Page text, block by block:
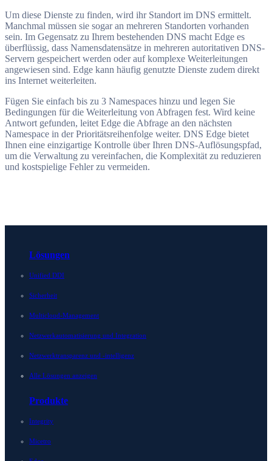
Um diese Dienste zu finden, wird ihr Standort im DNS ermittelt.
Manchmal müssen sie sogar an mehreren Standorten vorhanden
sein. Im Gegensatz zu Ihrem bestehenden DNS macht Edge es
überflüssig, dass Namensdatensätze in mehreren autoritativen DNS-
Servern gespeichert werden oder auf komplexe Weiterleitungen
angewiesen sind. Edge kann häufig genutzte Dienste zudem direkt
ins Internet weiterleiten.
Fügen Sie einfach bis zu 3 Namespaces hinzu und legen Sie
Bedingungen für die Weiterleitung von Abfragen fest. Wird keine
Antwort gefunden, leitet Edge die Abfrage an den nächsten
Namespace in der Prioritätsreihenfolge weiter. DNS Edge bietet
Ihnen eine einzigartige Kontrolle über Ihren DNS-Auflösungspfad,
um die Verwaltung zu vereinfachen, die Komplexität zu reduzieren
und kostspielige Fehler zu vermeiden.
Lösungen
Unified DDI
Sicherheit
Multicloud-Management
Netzwerkautomatisierung und Integration
Netzwerktransparenz und -intelligenz
Alle Lösungen anzeigen
Produkte
Integrity
Micetro